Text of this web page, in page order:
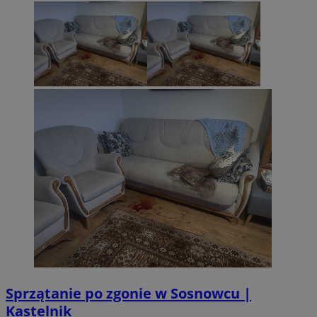
Sprzątanie po zgonie w Sosnowcu |
Kastelnik
CookieScriptConsent
CookieScript
sosnowiecki.pl
4 tygodnie 2